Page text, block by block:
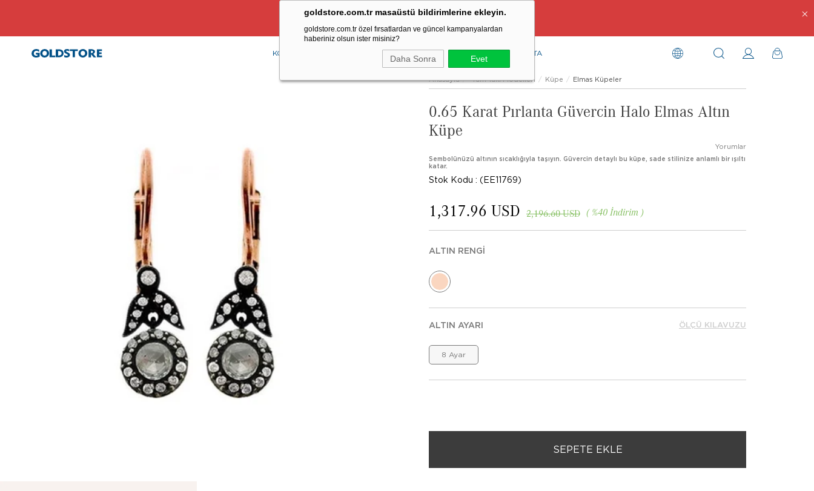
goldstore.com.tr masaüstü bildirimlerine ekleyin.
goldstore.com.tr özel fırsatlardan ve güncel kampanyalardan
haberiniz olsun ister misiniz?
Daha Sonra Evet
Ücretsiz Aynı Gün Kargo Fırsatı
KOLYE BİLEKLİK RENKLİ TAŞLAR PIRLANTA
Anasayfa Tüm Takı Modelleri Küpe Elmas Küpeler
0.65 Karat Pırlanta Güvercin Halo Elmas Altın
Küpe
Yorumlar
Sembolünüzü altının sıcaklığıyla taşıyın. Güvercin detaylı bu küpe, sade stilinize anlamlı bir ışıltı
katar.
Stok Kodu (EE11769)
%40 İndirim
2,196.60 USD
1,317.96 USD
ALTIN RENGI
ALTIN AYARI
8 Ayar
ÖLÇÜ KILAVUZU